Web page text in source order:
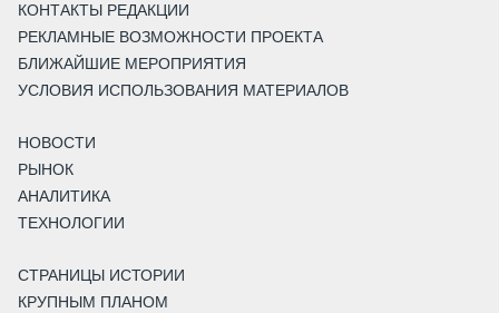
КОНТАКТЫ РЕДАКЦИИ
РЕКЛАМНЫЕ ВОЗМОЖНОСТИ ПРОЕКТА
БЛИЖАЙШИЕ МЕРОПРИЯТИЯ
УСЛОВИЯ ИСПОЛЬЗОВАНИЯ МАТЕРИАЛОВ
НОВОСТИ
РЫНОК
АНАЛИТИКА
ТЕХНОЛОГИИ
СТРАНИЦЫ ИСТОРИИ
КРУПНЫМ ПЛАНОМ